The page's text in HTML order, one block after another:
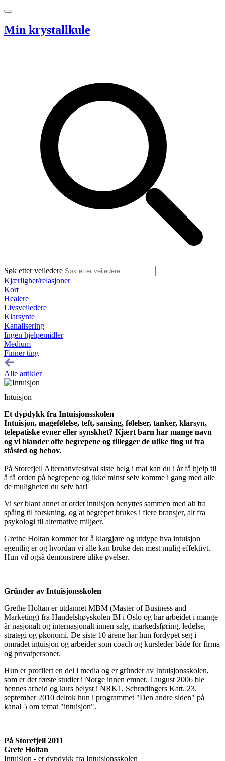
Hopp til innhold
Min krystallkule
Søk etter veiledere
Kjærlighet/relasjoner
Kort
Healere
Livsveiledere
Klarsynte
Kanalisering
Ingen hjelpemidler
Medium
Finner ting
Alle artikler
Intuisjon
Et dypdykk fra Intuisjonsskolen
Intuisjon, magefølelse, teft, sansing, følelser, tanker, klarsyn,
telepatiske evner eller synskhet? Kjært barn har mange navn
og vi blander ofte begrepene og tillegger de ulike ting ut fra
ståsted og behov.
På Storefjell Alternativfestival siste helg i mai kan du i år få hjelp til
å få orden på begrepene og ikke minst selv komme i gang med alle
de muligheten du selv har!
Vi ser blant annet at ordet intuisjon benyttes sammen med alt fra
spåing til forskning, og at begrepet brukes i flere bransjer, alt fra
psykologi til alternative miljøer.
Grethe Holtan kommer for å klargjøre og utdype hva intuisjon
egentlig er og hvordan vi alle kan bruke den mest mulig effektivt.
Hun vil også demonstrere ulike øvelser.
Gründer av Intuisjonsskolen
Grethe Holtan er utdannet MBM (Master of Business and
Marketing) fra Handelshøyskolen BI i Oslo og har arbeidet i mange
år nasjonalt og internasjonalt innen salg, markedsføring, ledelse,
strategi og økonomi. De siste 10 årene har hun fordypet seg i
området intuisjon og arbeider som coach og kursleder både for firma
og privatpersoner.
Hun er profilert en del i media og er gründer av Intuisjonsskolen,
som er det første studiet i Norge innen emnet. I august 2006 ble
hennes arbeid og kurs belyst i NRK1, Schrødingers Katt. 23.
september 2010 deltok hun i programmet "Den andre siden" på
kanal 5 om temat "intuisjon".
På Storefjell 2011
Grete Holtan
Intuisjon - et dypdykk fra Intuisjonsskolen